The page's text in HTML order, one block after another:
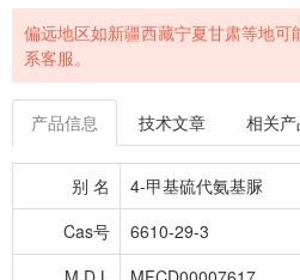
偏远地区如新疆西藏宁夏甘肃等地可
系客服。
产品信息 技术文章 相关产
别 名
4-甲基硫代氨基脲
Cas号
6610-29-3